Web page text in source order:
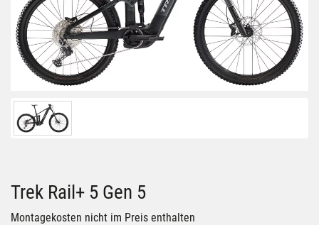
Trek Rail+ 5 Gen 5
Montagekosten nicht im Preis enthalten